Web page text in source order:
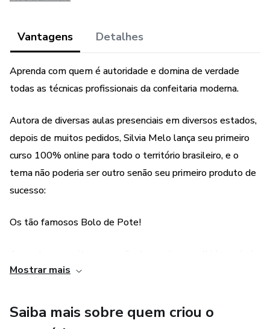
• Chocolate
Módulo 2 - Recheios que brilham
• Chandelle de Brigadeiro
• Creme de Cream Cheese
• Creme de Avelã
• Creme de Limão
Módulo 3 - Compotas Artesanais
Vantagens Detalhes
Aprenda com quem é autoridade e domina de verdade
todas as técnicas profissionais da confeitaria moderna.
Autora de diversas aulas presenciais em diversos estados,
depois de muitos pedidos, Silvia Melo lança seu primeiro
curso 100% online para todo o território brasileiro, e o
tema não poderia ser outro senão seu primeiro produto de
sucesso:
Os tão famosos Bolo de Pote!
por Silvia e entre você também de cabeça nesse universo
Acesso ao PDF de receitas e videoaulas durante 12
Mostrar mais
Saiba mais sobre quem criou o